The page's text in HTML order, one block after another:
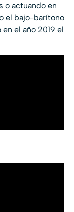
o actuando en
el bajo-barítono
el año 2019 el